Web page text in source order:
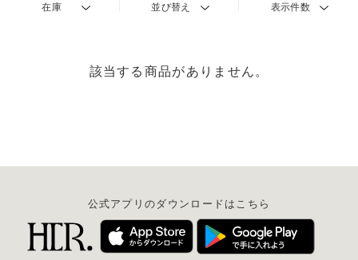
在庫 並び替え 表示件数
該当する商品がありません。
公式アプリのダウンロードはこちら